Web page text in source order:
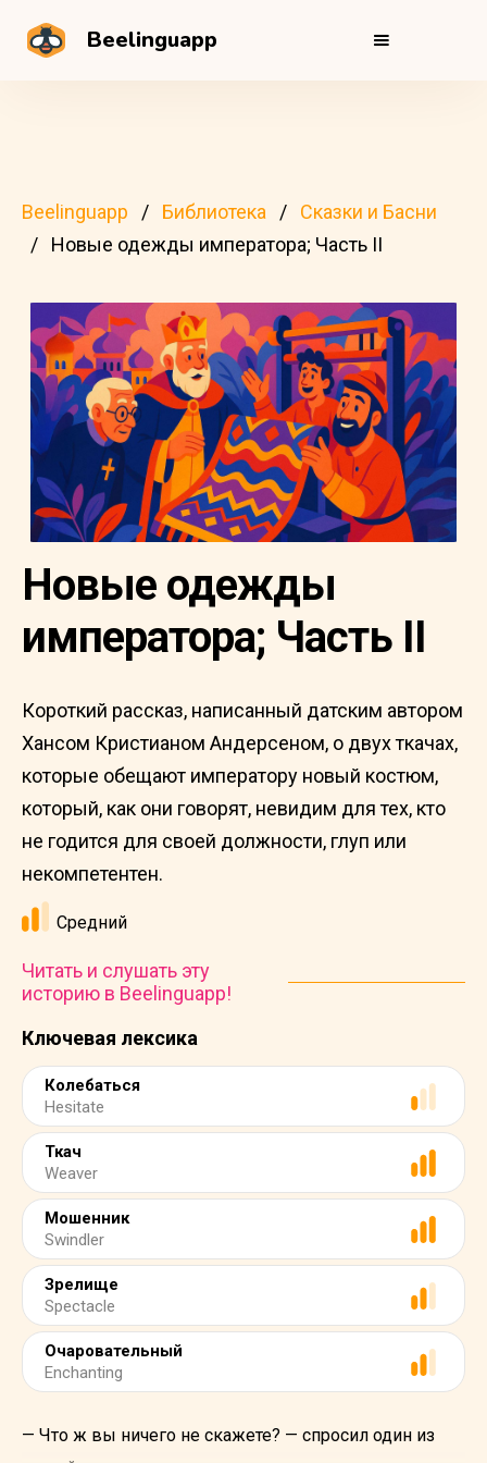
Beelinguapp
Beelinguapp Библиотека
Сказки и Басни
Новые одежды императора; Часть II
Ключевая лексика
Колебаться
Hesitate
Ткач
Weaver
Мошенник
Swindler
Зрелище
Spectacle
Очаровательный
Enchanting
Новые одежды
императора; Часть II
Короткий рассказ, написанный датским автором
Хансом Кристианом Андерсеном, о двух ткачах,
которые обещают императору новый костюм,
который, как они говорят, невидим для тех, кто
не годится для своей должности, глуп или
некомпетентен.
Средний
Читать и слушать эту
историю в Beelinguapp!
— Что ж вы ничего не скажете? — спросил один из